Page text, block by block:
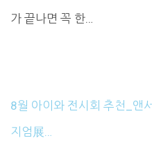
가 끝나면 꼭 한…
8월 아이와 전시회 추천_앤
지엄展…